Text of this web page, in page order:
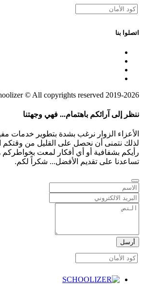
اتصلوا بنا
2019-2026 Schoolizer © All copyrights reserved
ننظر إلى آرائكم باهتمام... فهي وجهتنا
الأعزاء الزوار نرغب بشدة بتطوير خدمات
لذلك نتمنى أن نحصل على القليل من وقتكم
رأيكم بشفافية أو أي أفكار لمعت
تساعدنا على تقديم الأفضل... شكراً لكم.
أرسل